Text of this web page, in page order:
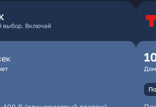
выбор. Включай